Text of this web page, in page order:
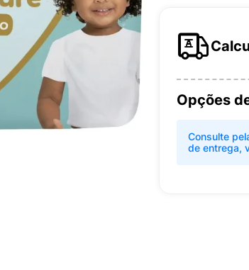
Opções
Consulte
de entrega,